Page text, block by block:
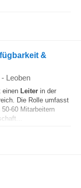
&
- Leoben
einen Leiter in der
Die Rolle umfasst
60 Mitarbeitern